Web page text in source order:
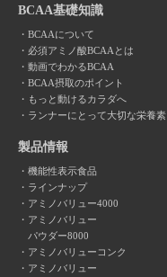
BCAA基礎知識
BCAAについて
必須アミノ酸BCAAとは
動画でわかるBCAA
BCAA摂取のポイント
もっと動けるカラダへ
ランナーにとって大切な栄養素
製品情報
機能性表示食品
ラインナップ
アミノバリュー4000
アミノバリュー
パウダー8000
アミノバリューコンク
アミノバリュー